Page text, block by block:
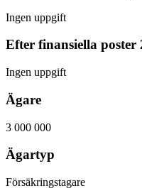
Ingen uppgift
Efter finansiella poster
Ingen uppgift
Ägare
3 000 000
Ägartyp
Försäkringstagare